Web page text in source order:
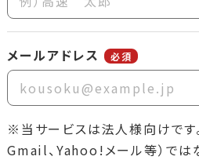
メールアドレス 必須
※当サービスは法人様向けです。
Gmail、Yahoo!メール等）では